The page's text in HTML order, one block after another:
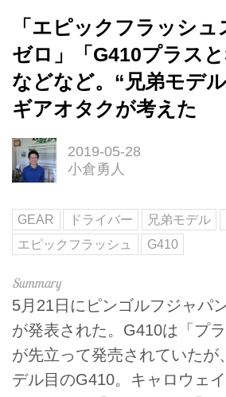
「エピックフラッシ
ゼロ」「G410プラスと
などなど。“兄弟モデ
ギアオタクが考えた
2019-05-28
小倉勇人
GEAR ドライバー 兄弟モデル
エピックフラッシュ
G410
5月21日にピンゴルフジャパ
が発表された。G410は「プラ
が先立って発売されていたが
デル目のG410。キャロウェ